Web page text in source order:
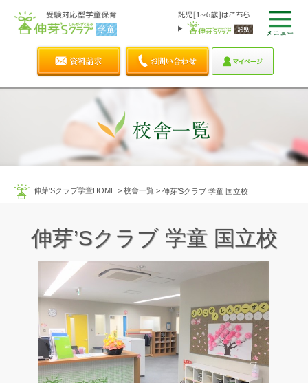
伸芽'Sクラブ学童HOME> 校舎一覧> 伸芽’Sクラブ 学童 国立校
伸芽’Sクラブ 学童 国立校